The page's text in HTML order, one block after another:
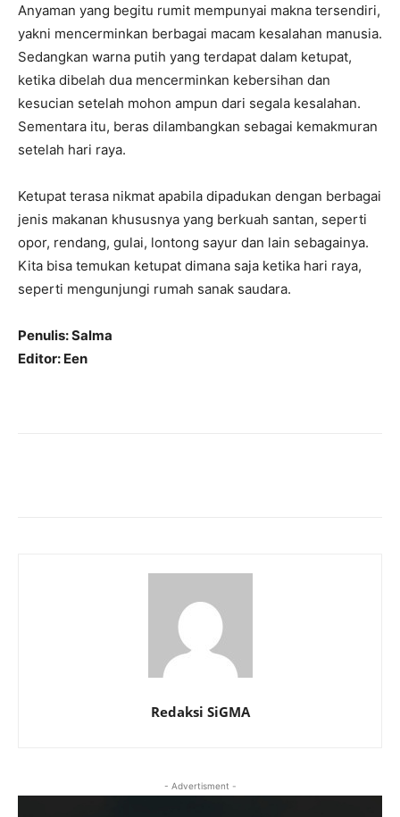
Anyaman yang begitu rumit mempunyai makna tersendiri,
yakni mencerminkan berbagai macam kesalahan manusia.
Sedangkan warna putih yang terdapat dalam ketupat,
ketika dibelah dua mencerminkan kebersihan dan
kesucian setelah mohon ampun dari segala kesalahan.
Sementara itu, beras dilambangkan sebagai kemakmuran
setelah hari raya.
Ketupat terasa nikmat apabila dipadukan dengan berbagai
jenis makanan khususnya yang berkuah santan, seperti
opor, rendang, gulai, lontong sayur dan lain sebagainya.
Kita bisa temukan ketupat dimana saja ketika hari raya,
seperti mengunjungi rumah sanak saudara.
Penulis: Salma
Editor: Een
Redaksi SiGMA
- Advertisment -